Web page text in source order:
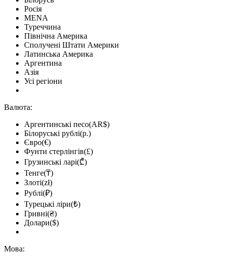
Росія
MENA
Туреччина
Північна Америка
Сполучені Штати Америки
Латинська Америка
Аргентина
Азія
Усі регіони
Валюта:
Аргентинські песо(AR$)
Білоруські рублі(р.)
Євро(€)
Фунти стерлінгів(£)
Грузинські ларі(₾)
Тенге(₸)
Злоті(zł)
Рублі(₽)
Турецькі ліри(₺)
Гривні(₴)
Долари($)
Мова: